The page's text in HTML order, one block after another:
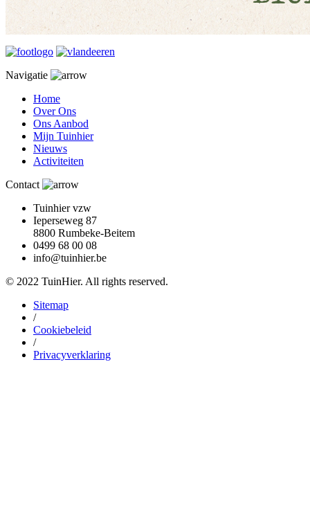
Navigatie
Home
Over Ons
Ons Aanbod
Mijn Tuinhier
Nieuws
Activiteiten
Contact
Tuinhier vzw
Ieperseweg 87
8800 Rumbeke-Beitem
0499 68 00 08
info@tuinhier.be
© 2022 TuinHier. All rights reserved.
Sitemap
/
Cookiebeleid
/
Privacyverklaring